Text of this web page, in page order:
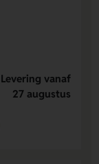
Levering vanaf
27 augustus